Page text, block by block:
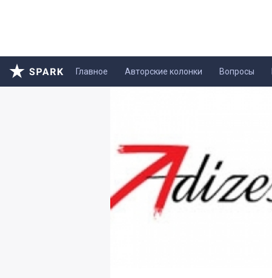
Главное Авторские колонки Вопросы